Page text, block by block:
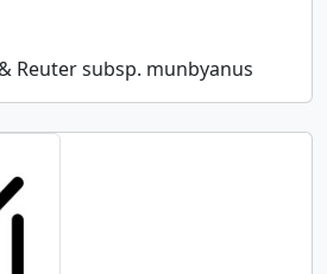
Reuter subsp. munbyanus